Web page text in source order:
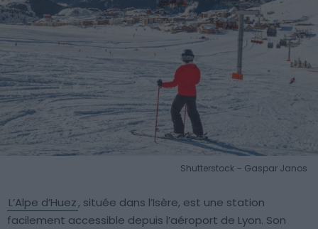
Shutterstock – Gaspar Janos
L’Alpe d’Huez, située dans l’Isère, est une station
facilement accessible depuis l’aéroport de Lyon. Son